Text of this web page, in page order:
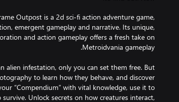
Outpost is a 2d sci-fi action adventure game,
emergent gameplay and narrative. Its unique,
and action gameplay offers a fresh take on
alien infestation, only you can set them free. But
to learn how they behave, and discover
“Compendium” with vital knowledge, use it to
Unlock secrets on how creatures interact,